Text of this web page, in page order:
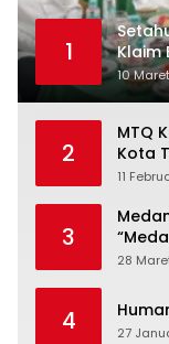
1
Klaim
Turun
10
2
MTQ
Kota
11
3
28
4 27